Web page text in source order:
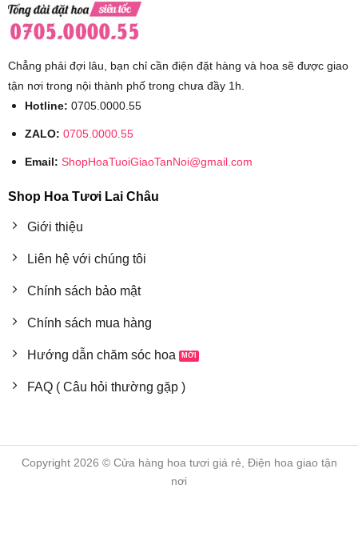
Chẳng phải đợi lâu, bạn chỉ cần điện đặt hàng và hoa sẽ được giao
tận nơi trong nội thành phố trong chưa đầy 1h.
Hotline: 0705.0000.55
ZALO: 0705.0000.55
Email: ShopHoaTuoiGiaoTanNoi@gmail.com
Shop Hoa Tươi Lai Châu
Giới thiệu
Liên hệ với chúng tôi
Chính sách bảo mật
Chính sách mua hàng
Hướng dẫn chăm sóc hoa
FAQ ( Câu hỏi thường gặp )
Copyright 2026 © Cửa hàng hoa tươi giá rẻ, Điện hoa giao tận
nơi